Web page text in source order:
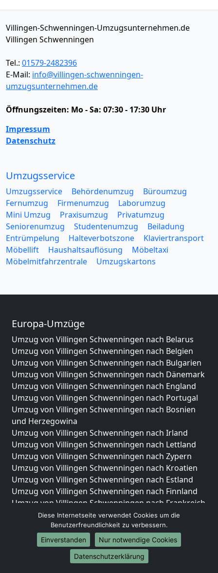
Villingen-Schwenningen-Umzugsunternehmen.de
Villingen Schwenningen
Tel.: 01579-2482396
E-Mail: info@villingen-schwenningen-
umzugsunternehmen.de
Öffnungszeiten: Mo - Sa: 07:30 - 17:30 Uhr
Impressum
Datenschutz
Umzugsservice
Umzugsservice Behördenumzug
Büroumzug
Fernumzug
Firmenumzug
Laborumzug
Mini Umzug
Praxisumzug
Privatumzug
Seniorenumzug
Studentenumzug
Beiladung
Entrümpelung
Halteverbotszone
Klaviertransport
Möbellift
Haushaltsauflösung
Möbeltaxi
Möbelmitfahrzentrale
Umzugskartons
Europa-Umzüge
Umzug von Villingen Schwenningen nach Belarus
Umzug von Villingen Schwenningen nach Belgien
Umzug von Villingen Schwenningen nach Bulgarien
Umzug von Villingen Schwenningen nach Dänemark
Umzug von Villingen Schwenningen nach England
Umzug von Villingen Schwenningen nach Portugal
Umzug von Villingen Schwenningen nach Bosnien
und Herzegowina
Umzug von Villingen Schwenningen nach Irland
Umzug von Villingen Schwenningen nach Lettland
Umzug von Villingen Schwenningen nach Zypern
Umzug von Villingen Schwenningen nach Kroatien
Umzug von Villingen Schwenningen nach Estland
Umzug von Villingen Schwenningen nach Finnland
Umzug von Villingen Schwenningen nach Frankreich
Umzug von Villingen Schwenningen nach
Griechenland
Umzug von Villingen Schwenningen nach Italien
Umzug von Villingen Schwenningen nach
Diese Internetseite verwendet Cookies um die
Benutzerfreundlichkeit zu verbessern.
Einverstanden
Nur notwendige Cookies
Datenschutzerklärung